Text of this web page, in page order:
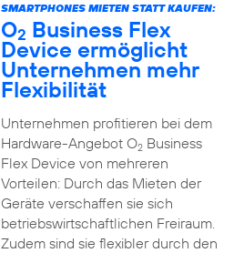
SMARTPHONES MIETEN STATT KAUFEN:
O2 Business Flex
Device ermöglicht
Unternehmen mehr
Flexibilität
Unternehmen profitieren bei dem
Hardware-Angebot O2Business
Flex Device von mehreren
Vorteilen: Durch das Mieten der
Geräte verschaffen sie sich
betriebswirtschaftlichen Freiraum.
Zudem sind sie flexibler durch den